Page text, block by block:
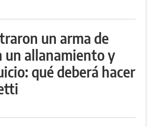
un arma de
un allanamiento y
qué deberá hacer